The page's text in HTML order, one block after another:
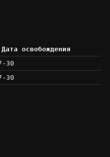
Дата освобождения
30
30